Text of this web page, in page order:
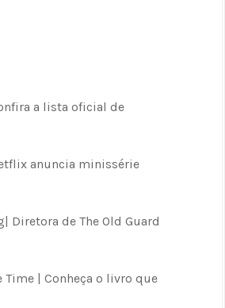
a lista oficial de
anuncia minissérie
Diretora de The Old Guard
Time | Conheça o livro que